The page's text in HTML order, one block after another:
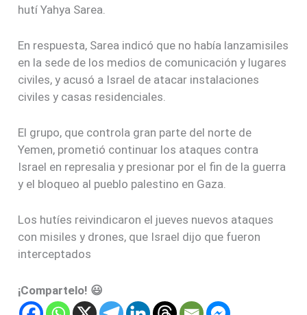
hutí Yahya Sarea.
En respuesta, Sarea indicó que no había lanzamisiles
en la sede de los medios de comunicación y lugares
civiles, y acusó a Israel de atacar instalaciones
civiles y casas residenciales.
El grupo, que controla gran parte del norte de
Yemen, prometió continuar los ataques contra
Israel en represalia y presionar por el fin de la guerra
y el bloqueo al pueblo palestino en Gaza.
Los hutíes reivindicaron el jueves nuevos ataques
con misiles y drones, que Israel dijo que fueron
interceptados
¡Compartelo! 😃